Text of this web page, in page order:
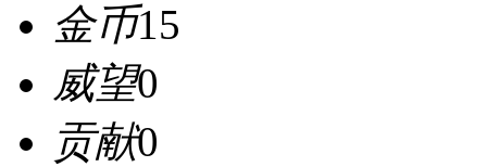
金币15
威望0
贡献0